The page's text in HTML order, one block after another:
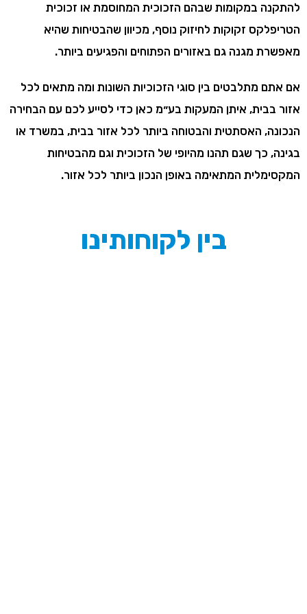
להתקנה במקומות שבהם הזכוכית המחוסמת או זכוכית
הטריפלקס זקוקות לחיזוק נוסף, מכיוון שהבטיחות שהיא
מאפשרת מגנה גם באזורים הפתוחים והפגיעים ביותר.
אם אתם מתלבטים בין סוגי הזכוכיות השונות ומה מתאים לכל
אזור בבית, איתן המעקות בע״מ כאן כדי לסייע לכם עם הבחירה
הנכונה, האסתטית והבטוחה ביותר לכל אזור בבית, במשרד או
בגינה, כך שגם תהנו מהיופי של הזכוכית וגם מהבטיחות
המקסימלית המתאימה באופן הנכון ביותר לכל אזור.
בין לקוחותינו